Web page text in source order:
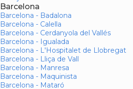
Barcelona
Barcelona - Badalona
Barcelona - Calella
Barcelona - Cerdanyola del Vallés
Barcelona - Igualada
Barcelona - L'Hospitalet de Llobregat
Barcelona - Lliça de Vall
Barcelona - Manresa
Barcelona - Maquinista
Barcelona - Mataró